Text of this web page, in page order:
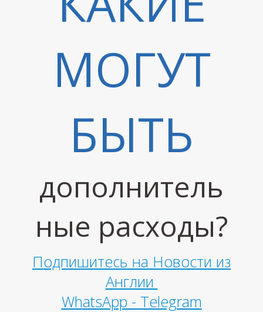
М
МОГУТ
БЫТЬ
дополнитель
ные расходы?
Подпишитесь на Новости из
Англии
WhatsApp - Telegram